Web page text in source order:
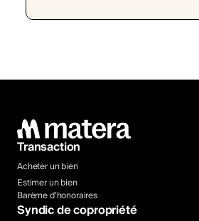
Transaction
Acheter un bien
Estimer un bien
Barème d’honoraires
Syndic de copropriété